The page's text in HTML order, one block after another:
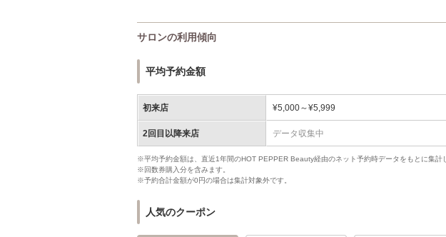
サロンの利用傾向
平均予約金額
初来店 ¥5,000～¥5,999
2回目以降来店 データ収集中
※平均予約金額は、直近1年間のHOT PEPPER Beauty経由のネット予約時データをもとに集計
※回数券購入分を含みます。
※予約合計金額が0円の場合は集計対象外です。
人気のクーポン